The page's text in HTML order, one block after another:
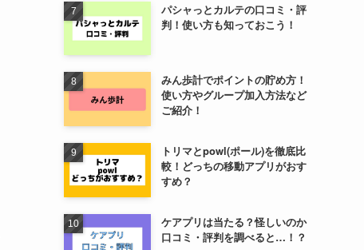
パシャっとカルテの口コミ・評
判！使い方も知っておこう！
みん歩計でポイントの貯め方！
使い方やグループ加入方法など
ご紹介！
トリマとpowl(ポール)を徹底比
較！どっちの移動アプリがおす
すめ？
ケアプリは当たる？怪しいのか
口コミ・評判を調べると…！？